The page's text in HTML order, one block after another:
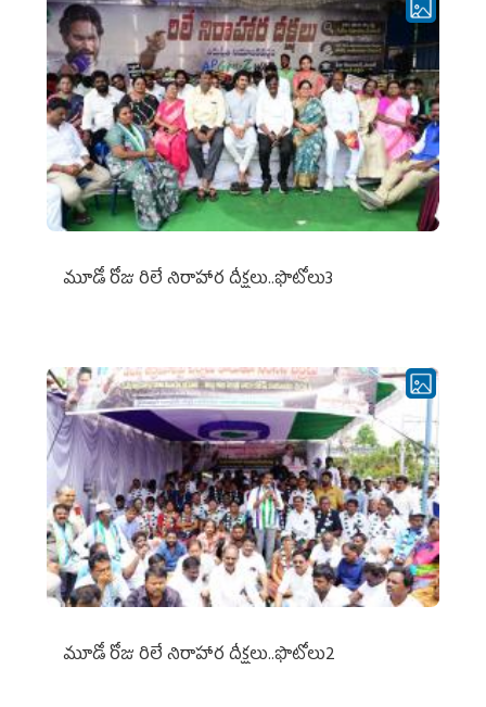
మూడో రోజు రిలే నిరాహార దీక్షలు..ఫొటోలు3
మూడో రోజు రిలే నిరాహార దీక్షలు..ఫొటోలు2